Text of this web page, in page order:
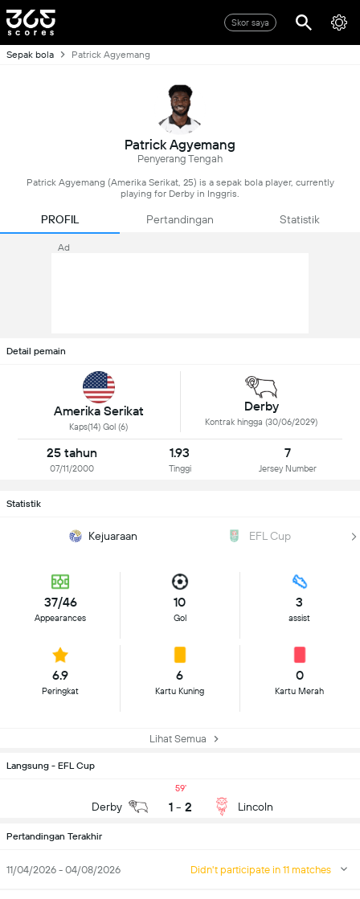
Skor saya
Sepak bola Patrick Agyemang
Patrick Agyemang
Penyerang Tengah
Patrick Agyemang (Amerika Serikat, 25) is a sepak bola player, currently
playing for Derby in Inggris.
PROFIL Pertandingan Statistik
Ad
Detail pemain
Amerika Serikat
Kaps(14) Gol (6)
Derby
Kontrak hingga (30/06/2029)
25 tahun
07/11/2000
1.93
Tinggi
7
Jersey Number
Statistik
Kejuaraan EFL Cup
37/46
Appearances
10
Gol
3
assist
6.9
Peringkat
6
Kartu Kuning
0
Kartu Merah
Lihat Semua
Langsung - EFL Cup
Derby
59
1 - 2 Lincoln
Pertandingan Terakhir
11/04/2026 - 04/08/2026 Didn't participate in 11 matches